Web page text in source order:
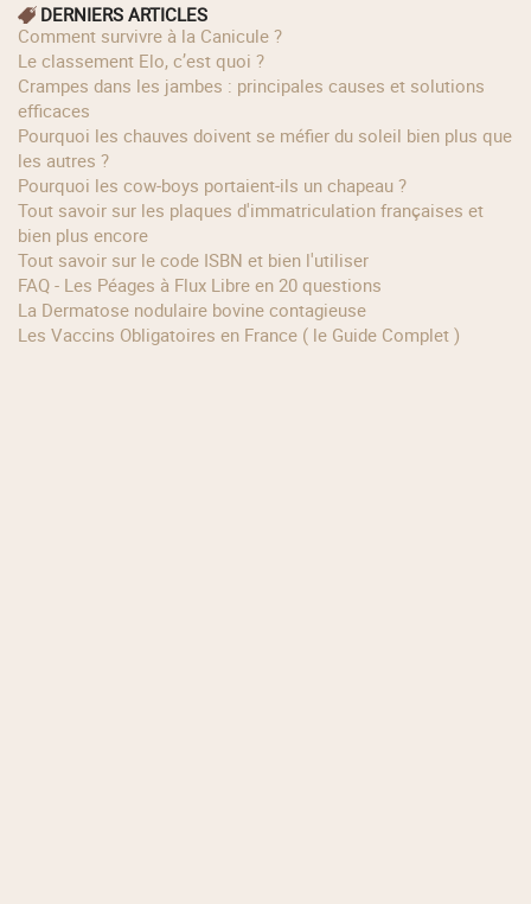
DERNIERS ARTICLES
Comment survivre à la Canicule ?
Le classement Elo, c’est quoi ?
Crampes dans les jambes : principales causes et solutions
efficaces
Pourquoi les chauves doivent se méfier du soleil bien plus que
les autres ?
Pourquoi les cow‑boys portaient‑ils un chapeau ?
Tout savoir sur les plaques d'immatriculation françaises et
bien plus encore
Tout savoir sur le code ISBN et bien l'utiliser
FAQ - Les Péages à Flux Libre en 20 questions
La Dermatose nodulaire bovine contagieuse
Les Vaccins Obligatoires en France ( le Guide Complet )